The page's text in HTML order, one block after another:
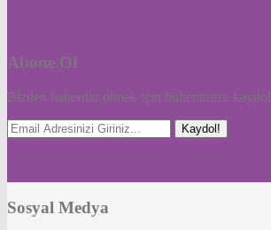
Abone Ol
Bizden haberdar olmak için bültenimize
Kaydol!
Sosyal Medya